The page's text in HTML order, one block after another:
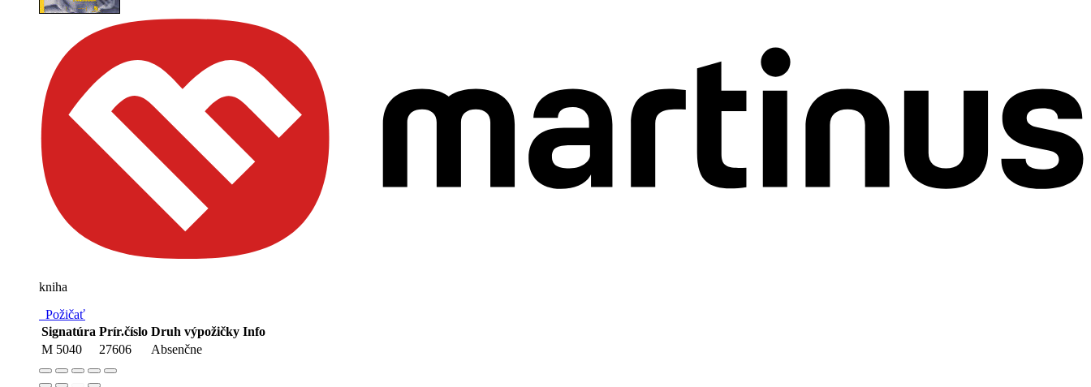
kniha
Požičať
Signatúra Prír.číslo Druh výpožičky Info
M 5040
27606 Absenčne